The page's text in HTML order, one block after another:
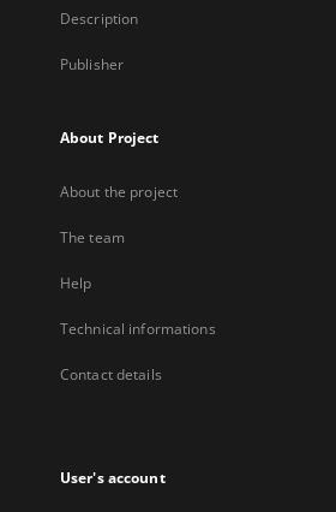
Description
Publisher
About Project
About the project
The team
Help
Technical informations
Contact details
User's account